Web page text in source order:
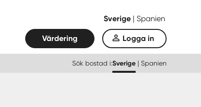
Sverige | Spanien
Värdering Logga in
Sök bostad i:Sverige | Spanien